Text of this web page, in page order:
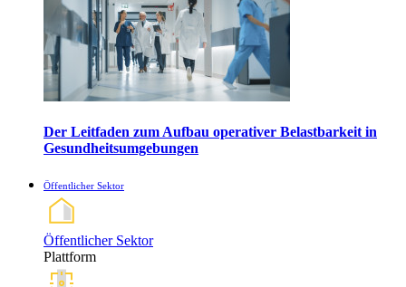
Der Leitfaden zum Aufbau operativer Belastbarkeit in
Gesundheitsumgebungen
Öffentlicher Sektor
Öffentlicher Sektor
Plattform